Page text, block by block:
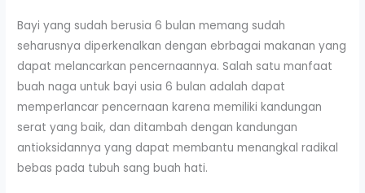
Bayi yang sudah berusia 6 bulan memang sudah
seharusnya diperkenalkan dengan ebrbagai makanan yang
dapat melancarkan pencernaannya. Salah satu manfaat
buah naga untuk bayi usia 6 bulan adalah dapat
memperlancar pencernaan karena memiliki kandungan
serat yang baik, dan ditambah dengan kandungan
antioksidannya yang dapat membantu menangkal radikal
bebas pada tubuh sang buah hati.